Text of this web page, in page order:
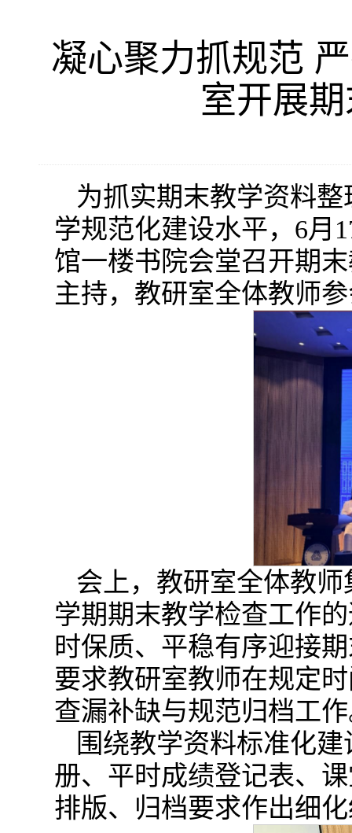
凝心聚力抓规范
室开展
为抓实期末教学资料
学规范化建设水平，6月
馆一楼书院会堂召开期
主持，教研室全体教师
会上，教研室全体教师
学期期末教学检查工作
时保质、平稳有序迎接
要求教研室教师在规定
查漏补缺与规范归档工
围绕教学资料标准化
册、平时成绩登记表、
排版、归档要求作出细